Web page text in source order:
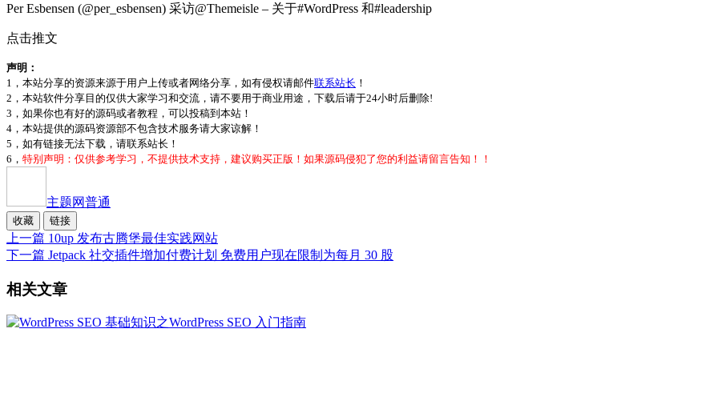
Per Esbensen (@per_esbensen) 采访@Themeisle – 关于#WordPress 和#leadership
点击推文
声明：
1，本站分享的资源来源于用户上传或者网络分享，如有侵权请邮件联系站长 ！
2，本站软件分享目的仅供大家学习和交流，请不要用于商业用途，下载后请于24小时后删除!
3，如果你也有好的源码或者教程，可以投稿到本站！
4，本站提供的源码资源部不包含技术服务请大家谅解！
5，如有链接无法下载，请联系站长！
6， 特别声明：仅供参考学习，不提供技术支持，建议购买正版！如果源码侵犯了您的利益请留言告知！！
主题网普通
收藏 链接
上一篇 10up 发布古腾堡最佳实践网站
下一篇 Jetpack 社交插件增加付费计划 免费用户现在限制为每月 30 股
相关文章